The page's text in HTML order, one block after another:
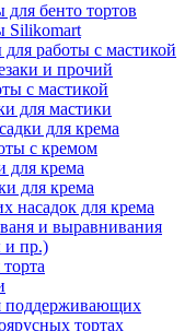
бенто тортов
Silikomart
работы с мастикой
и прочий
с мастикой
для мастики
для крема
с кремом
для крема
для крема
насадок для крема
и выравнивания
и пр.)
поддерживающих
тортах